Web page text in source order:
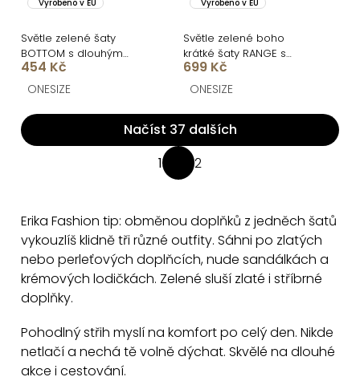
Vyrobeno v EU
Světle zelené šaty
BOTTOM s dlouhým
rukávem
454 Kč
ONESIZE
Vyrobeno v EU
Světle zelené boho
krátké šaty RANGE s
výstřihem
699 Kč
ONESIZE
O
v
á
d
a
c
r
Načíst 37 dalších
á
n
k
o
n
í
1 2
Erika Fashion tip: obměnou doplňků z jedněch šatů
vykouzlíš klidně tři různé outfity. Sáhni po zlatých
nebo perleťových doplňcích, nude sandálkách a
krémových lodičkách. Zelené sluší zlaté i stříbrné
doplňky.
Pohodlný střih myslí na komfort po celý den. Nikde
netlačí a nechá tě volně dýchat. Skvělé na dlouhé
akce i cestování.